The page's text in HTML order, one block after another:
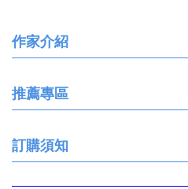
作家介紹
推薦專區
訂購須知